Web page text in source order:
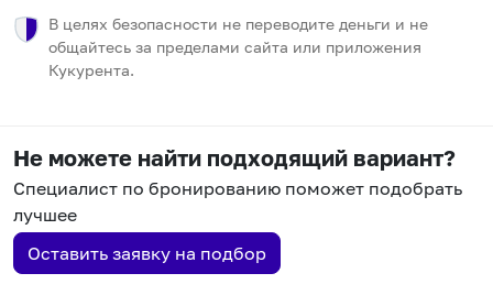
В целях безопасности не переводите деньги и не
общайтесь за пределами сайта или приложения
Кукурента.
Не можете найти подходящий вариант?
Специалист по бронированию поможет подобрать
лучшее
Оставить заявку на подбор